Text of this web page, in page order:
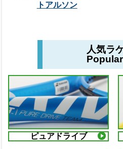
トアルソン
人気ラ
Popular
ピュアドライブ